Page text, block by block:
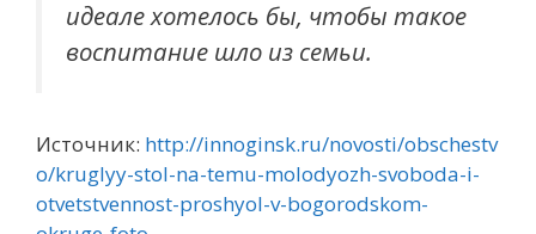
идеале хотелось бы, чтобы такое
воспитание шло из семьи.
Источник: http://innoginsk.ru/novosti/obschestv
o/kruglyy-stol-na-temu-molodyozh-svoboda-i-
otvetstvennost-proshyol-v-bogorodskom-